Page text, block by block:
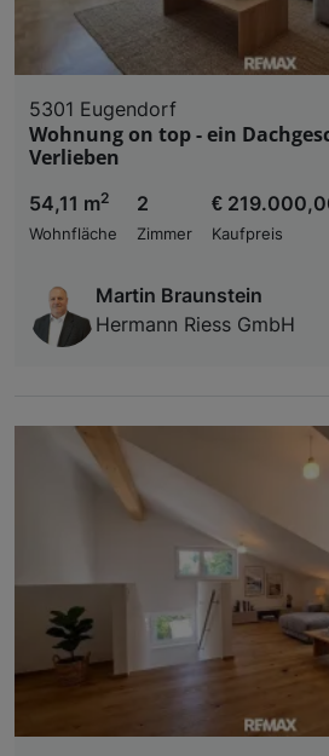
5301 Eugendorf
Wohnung on top - ein
Verlieben
54,11 m2
Wohnfläche
2
Zimmer
€
Kaufpreis
Martin Braunstein
Hermann Riess GmbH